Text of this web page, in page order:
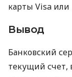
карты Visa или
Вывод
Банковский
текущий счет,